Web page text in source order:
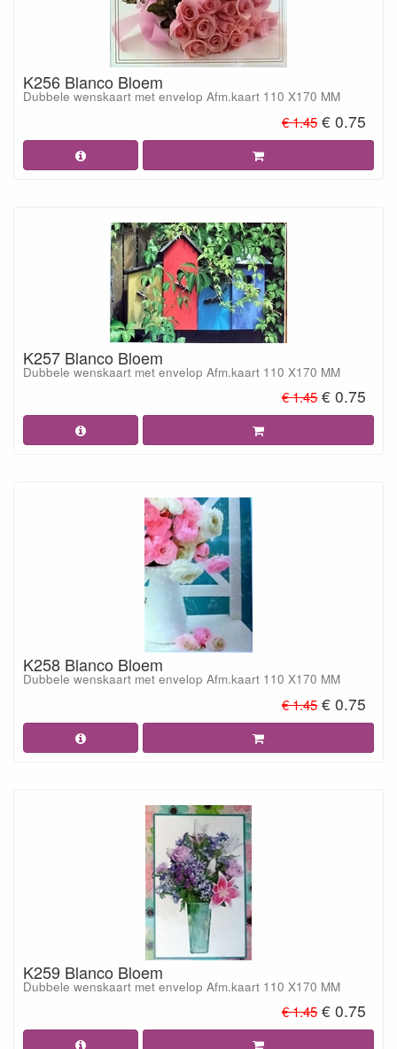
K256 Blanco Bloem
Dubbele wenskaart met envelop Afm.kaart 110 X170 MM
€ 1.45 € 0.75
K257 Blanco Bloem
Dubbele wenskaart met envelop Afm.kaart 110 X170 MM
€ 1.45 € 0.75
K258 Blanco Bloem
Dubbele wenskaart met envelop Afm.kaart 110 X170 MM
€ 1.45 € 0.75
K259 Blanco Bloem
Dubbele wenskaart met envelop Afm.kaart 110 X170 MM
€ 1.45 € 0.75